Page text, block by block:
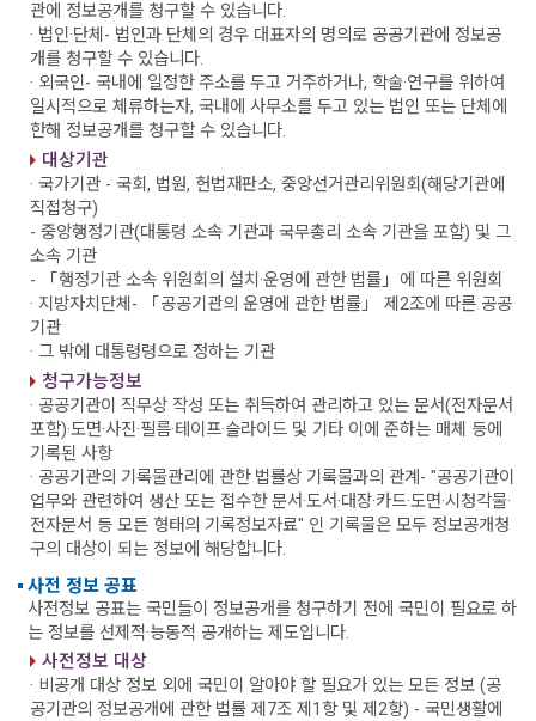
관에 정보공개를 청구할 수 있습니다.
· 법인·단체 - 법인과 단체의 경우 대표자의 명의로 공공기관에 정보공
개를 청구할 수 있습니다.
· 외국인- 국내에 일정한 주소를 두고 거주하거나, 학술·연구를 위하여
일시적으로 체류하는자, 국내에 사무소를 두고 있는 법인 또는 단체에
한해 정보공개를 청구할 수 있습니다.
대상기관
· 국가기관 - 국회, 법원, 헌법재판소, 중앙선거관리위원회(해당기관에
직접청구)
- 중앙행정기관(대통령 소속 기관과 국무총리 소속 기관을 포함) 및 그
소속 기관
- 「행정기관 소속 위원회의 설치·운영에 관한 법률」에 따른 위원회
· 지방자치단체 - 「공공기관의 운영에 관한 법률」 제2조에 따른 공공
기관
· 그 밖에 대통령령으로 정하는 기관
청구가능정보
· 공공기관이 직무상 작성 또는 취득하여 관리하고 있는 문서(전자문서
포함)·도면·사진·필름·테이프·슬라이드 및 기타 이에 준하는 매체 등에
기록된 사항
· 공공기관의 기록물관리에 관한 법률상 기록물과의 관계 - "공공기관이
업무와 관련하여 생산 또는 접수한 문서·도서·대장·카드·도면·시청각물·
전자문서 등 모든 형태의 기록정보자료" 인 기록물은 모두 정보공개청
구의 대상이 되는 정보에 해당합니다.
사전 정보 공표
사전정보 공표는 국민들이 정보공개를 청구하기 전에 국민이 필요로 하
는 정보를 선제적·능동적 공개하는 제도입니다.
사전정보 대상
· 비공개 대상 정보 외에 국민이 알아야 할 필요가 있는 모든 정보 (공
공기관의 정보공개에 관한 법률 제7조 제1항 및 제2항) - 국민생활에